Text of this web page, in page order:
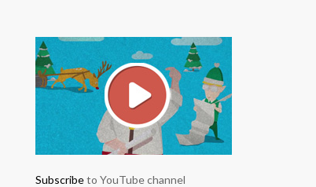
Subscribeto YouTube channel